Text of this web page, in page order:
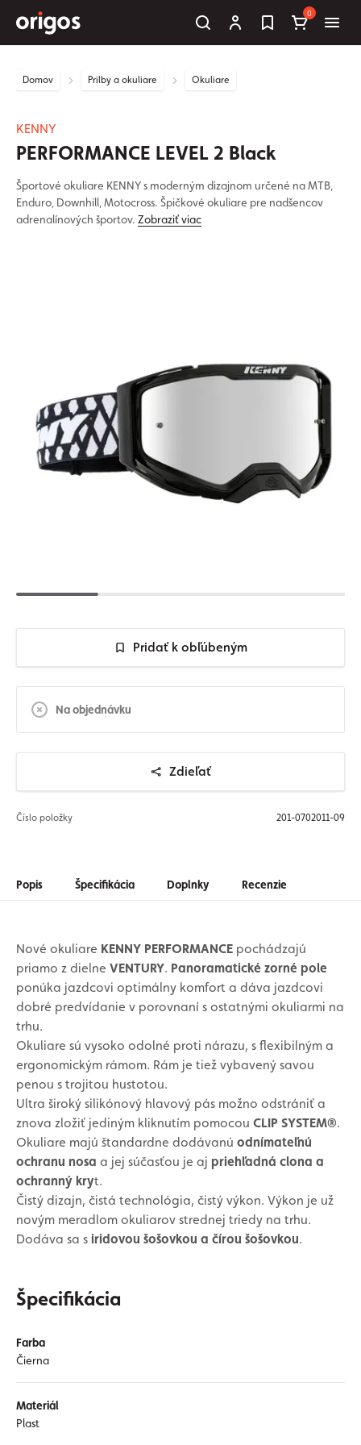
0
Domov Prilby a okuliare Okuliare
KENNY
PERFORMANCE LEVEL 2 Black
Športové okuliare KENNY s moderným dizajnom určené na MTB,
Enduro, Downhill, Motocross. Špičkové okuliare pre nadšencov
adrenalínových športov. Zobraziť viac
Pridať k obľúbeným
Na objednávku
Zdieľať
Číslo položky 201-0702011-09
Popis Špecifikácia Doplnky Recenzie
Nové okuliare KENNY PERFORMANCE pochádzajú
priamo z dielne VENTURY. Panoramatické zorné pole
ponúka jazdcovi optimálny komfort a dáva jazdcovi
dobré predvídanie v porovnaní s ostatnými okuliarmi na
trhu.
Okuliare sú vysoko odolné proti nárazu, s flexibilným a
ergonomickým rámom. Rám je tiež vybavený savou
penou s trojitou hustotou.
Ultra široký silikónový hlavový pás možno odstrániť a
znova zložiť jediným kliknutím pomocou CLIP SYSTEM®.
Okuliare majú štandardne dodávanú odnímateľnú
ochranu nosa a jej súčasťou je aj priehľadná clona a
ochranný kryt.
Čistý dizajn, čistá technológia, čistý výkon. Výkon je už
novým meradlom okuliarov strednej triedy na trhu.
Dodáva sa s iridovou šošovkou a čírou šošovkou.
Špecifikácia
Farba
Čierna
Materiál
Plast